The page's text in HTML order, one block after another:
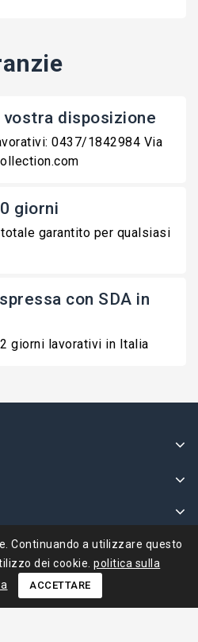
disposizione
0437/1842984 Via
giorni
garantito per qualsiasi
con SDA in
giorni lavorativi in Italia
Continuando a utilizzare questo
dei cookie. politica sulla
ACCETTARE